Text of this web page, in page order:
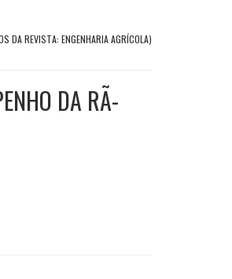
DA REVISTA: ENGENHARIA AGRÍCOLA)
DA RÃ-